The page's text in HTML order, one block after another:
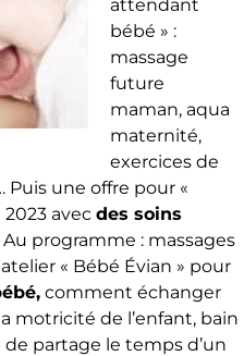
attendant
bébé » :
massage
future
maman, aqua
maternité,
exercices de
une offre pour «
avec des soins
Au programme : massages
« Bébé Évian » pour
comment échanger
motricité de l’enfant, bain
partage le temps d’un